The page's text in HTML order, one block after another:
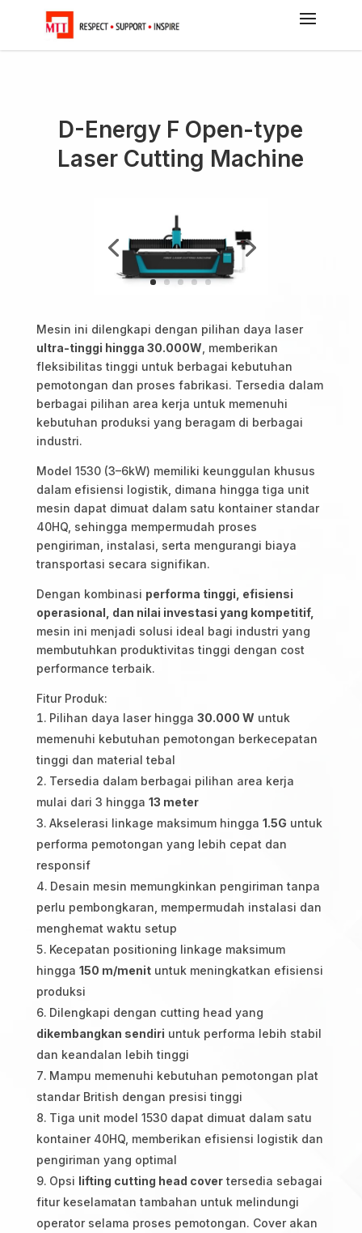
D-Energy F Open-type
Laser Cutting Machine
Mesin ini dilengkapi dengan pilihan daya laser
ultra-tinggi hingga 30.000W , memberikan
fleksibilitas tinggi untuk berbagai kebutuhan
pemotongan dan proses fabrikasi. Tersedia dalam
berbagai pilihan area kerja untuk memenuhi
kebutuhan produksi yang beragam di berbagai
industri.
Model 1530 (3–6kW) memiliki keunggulan khusus
dalam efisiensi logistik, dimana hingga tiga unit
mesin dapat dimuat dalam satu kontainer standar
40HQ, sehingga mempermudah proses
pengiriman, instalasi, serta mengurangi biaya
transportasi secara signifikan.
Dengan kombinasi performa tinggi, efisiensi
operasional, dan nilai investasi yang kompetitif,
mesin ini menjadi solusi ideal bagi industri yang
membutuhkan produktivitas tinggi dengan cost
performance terbaik.
Fitur Produk:
Pilihan daya laser hingga 30.000 W untuk
memenuhi kebutuhan pemotongan berkecepatan
tinggi dan material tebal
Tersedia dalam berbagai pilihan area kerja
mulai dari 3 hingga 13 meter
Akselerasi linkage maksimum hingga 1.5G untuk
performa pemotongan yang lebih cepat dan
responsif
Desain mesin memungkinkan pengiriman tanpa
perlu pembongkaran, mempermudah instalasi dan
menghemat waktu setup
Kecepatan positioning linkage maksimum
hingga 150 m/menituntuk meningkatkan efisiensi
produksi
Dilengkapi dengan cutting head yang
dikembangkan sendiri untuk performa lebih stabil
dan keandalan lebih tinggi
Mampu memenuhi kebutuhan pemotongan plat
standar British dengan presisi tinggi
Tiga unit model 1530 dapat dimuat dalam satu
kontainer 40HQ, memberikan efisiensi logistik dan
pengiriman yang optimal
Opsi lifting cutting head covertersedia sebagai
fitur keselamatan tambahan untuk melindungi
operator selama proses pemotongan. Cover akan